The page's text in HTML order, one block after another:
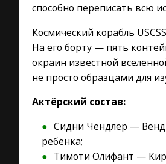
способно переписать всю
Космический корабль
На его борту — пять
окраин известной
не просто образцами для
Актёрский состав:
Сидни Чендлер —
ребёнка;
Тимоти Олифант —